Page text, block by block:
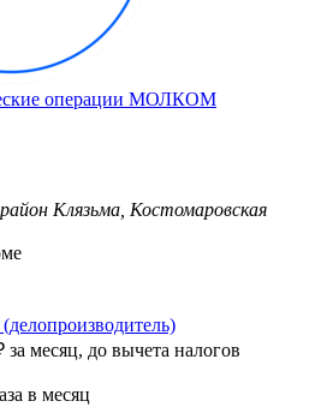
операции МОЛКОМ
Клязьма, Костомаровская
за месяц, до вычета налогов
в месяц